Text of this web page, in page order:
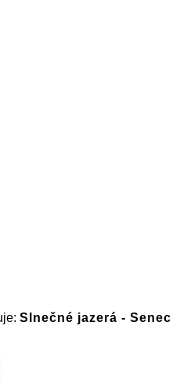
Slnečné jazerá - Senec